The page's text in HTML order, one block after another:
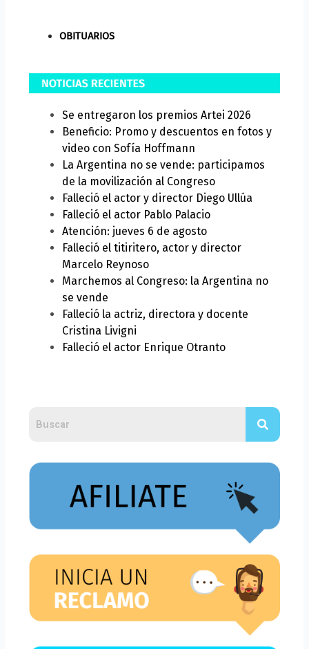
OBITUARIOS
Se entregaron los premios Artei 2026
Beneficio: Promo y descuentos en fotos y
video con Sofía Hoffmann
La Argentina no se vende: participamos
de la movilización al Congreso
Falleció el actor y director Diego Ullúa
Falleció el actor Pablo Palacio
Atención: jueves 6 de agosto
Falleció el titiritero, actor y director
Marcelo Reynoso
Marchemos al Congreso: la Argentina no
se vende
Falleció la actriz, directora y docente
Cristina Livigni
Falleció el actor Enrique Otranto